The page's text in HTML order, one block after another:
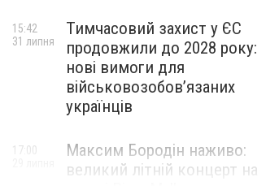
Тимчасовий захист у ЄС
продовжили до 2028 року:
нові вимоги для
військовозобов’язаних
українців
15:42
31 липня
Максим Бородін наживо:
великий літній концерт на
17:00